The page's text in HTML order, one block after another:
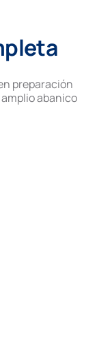
preparación
abanico